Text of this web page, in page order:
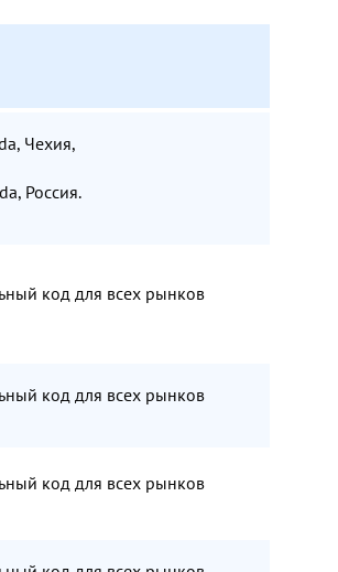
Чехия,
Россия.
код для всех рынков
код для всех рынков
код для всех рынков